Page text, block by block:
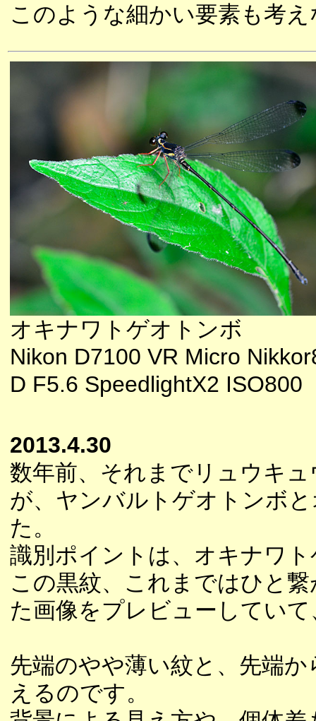
このような細かい要素も考
オキナワトゲオトンボ
Nikon D7100 VR Micro
D F5.6 SpeedlightX2 ISO800
2013.4.30
数年前、それまでリュウキ
が、ヤンバルトゲオトンボ
た。
識別ポイントは、オキナワ
この黒紋、これまではひと
た画像をプレビューしてい
先端のやや薄い紋と、先端
えるのです。